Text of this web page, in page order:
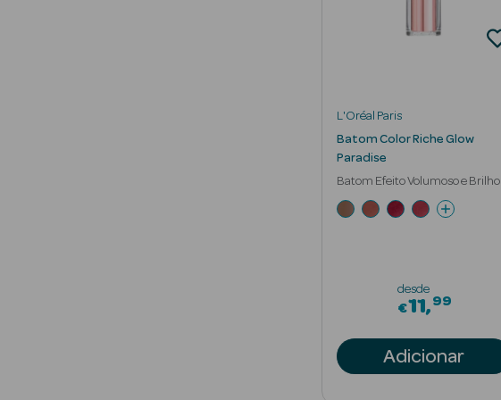
L'Oréal Paris
Batom Color Riche Glow
Paradise
Batom Efeito Volumoso e Brilho
Natural
desde
€11 99
Adicionar